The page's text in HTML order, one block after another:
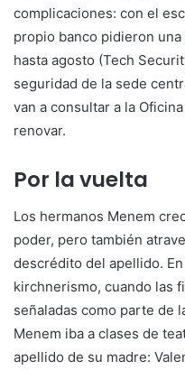
complicaciones: con el
propio banco pidieron
hasta agosto (Tech
seguridad de la sede
van a consultar a la
renovar.
Por la vuelta
Los hermanos Menem
poder, pero también
descrédito del apellido.
kirchnerismo, cuando las
señaladas como parte de
Menem iba a clases de
apellido de su madre: